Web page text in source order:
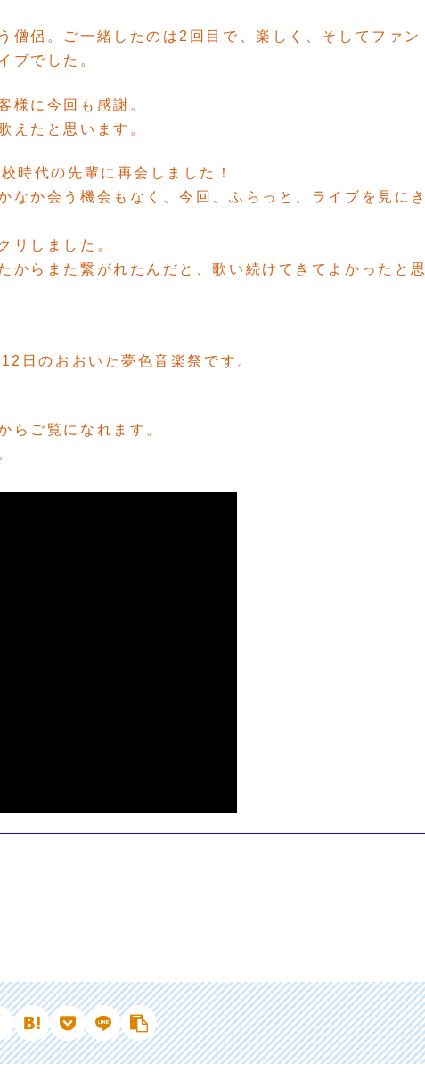
僧侶。ご一緒したのは2回目で、楽しく、そしてファン
ブでした。
様に今回も感謝。
えたと思います。
時代の先輩に再会しました！
なか会う機会もなく、今回、ふらっと、ライブを見にき
リしました。
からまた繋がれたんだと、歌い続けてきてよかったと思
日のおおいた夢色音楽祭です。
らご覧になれます。